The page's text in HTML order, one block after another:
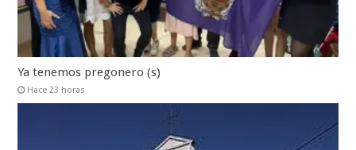
Ya tenemos pregonero (s)
Hace 23 horas